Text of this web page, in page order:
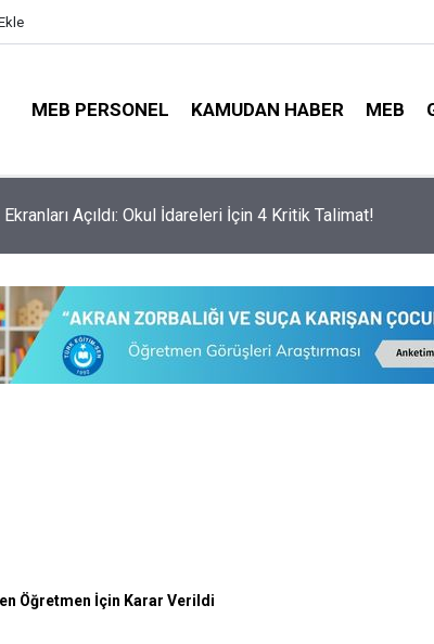
MEB PERSONEL KAMUDAN HABER MEB
Güvenlik Görevlilerinin Taşıması Gereken
Oldu!
Öğretmen İçin Karar Verildi